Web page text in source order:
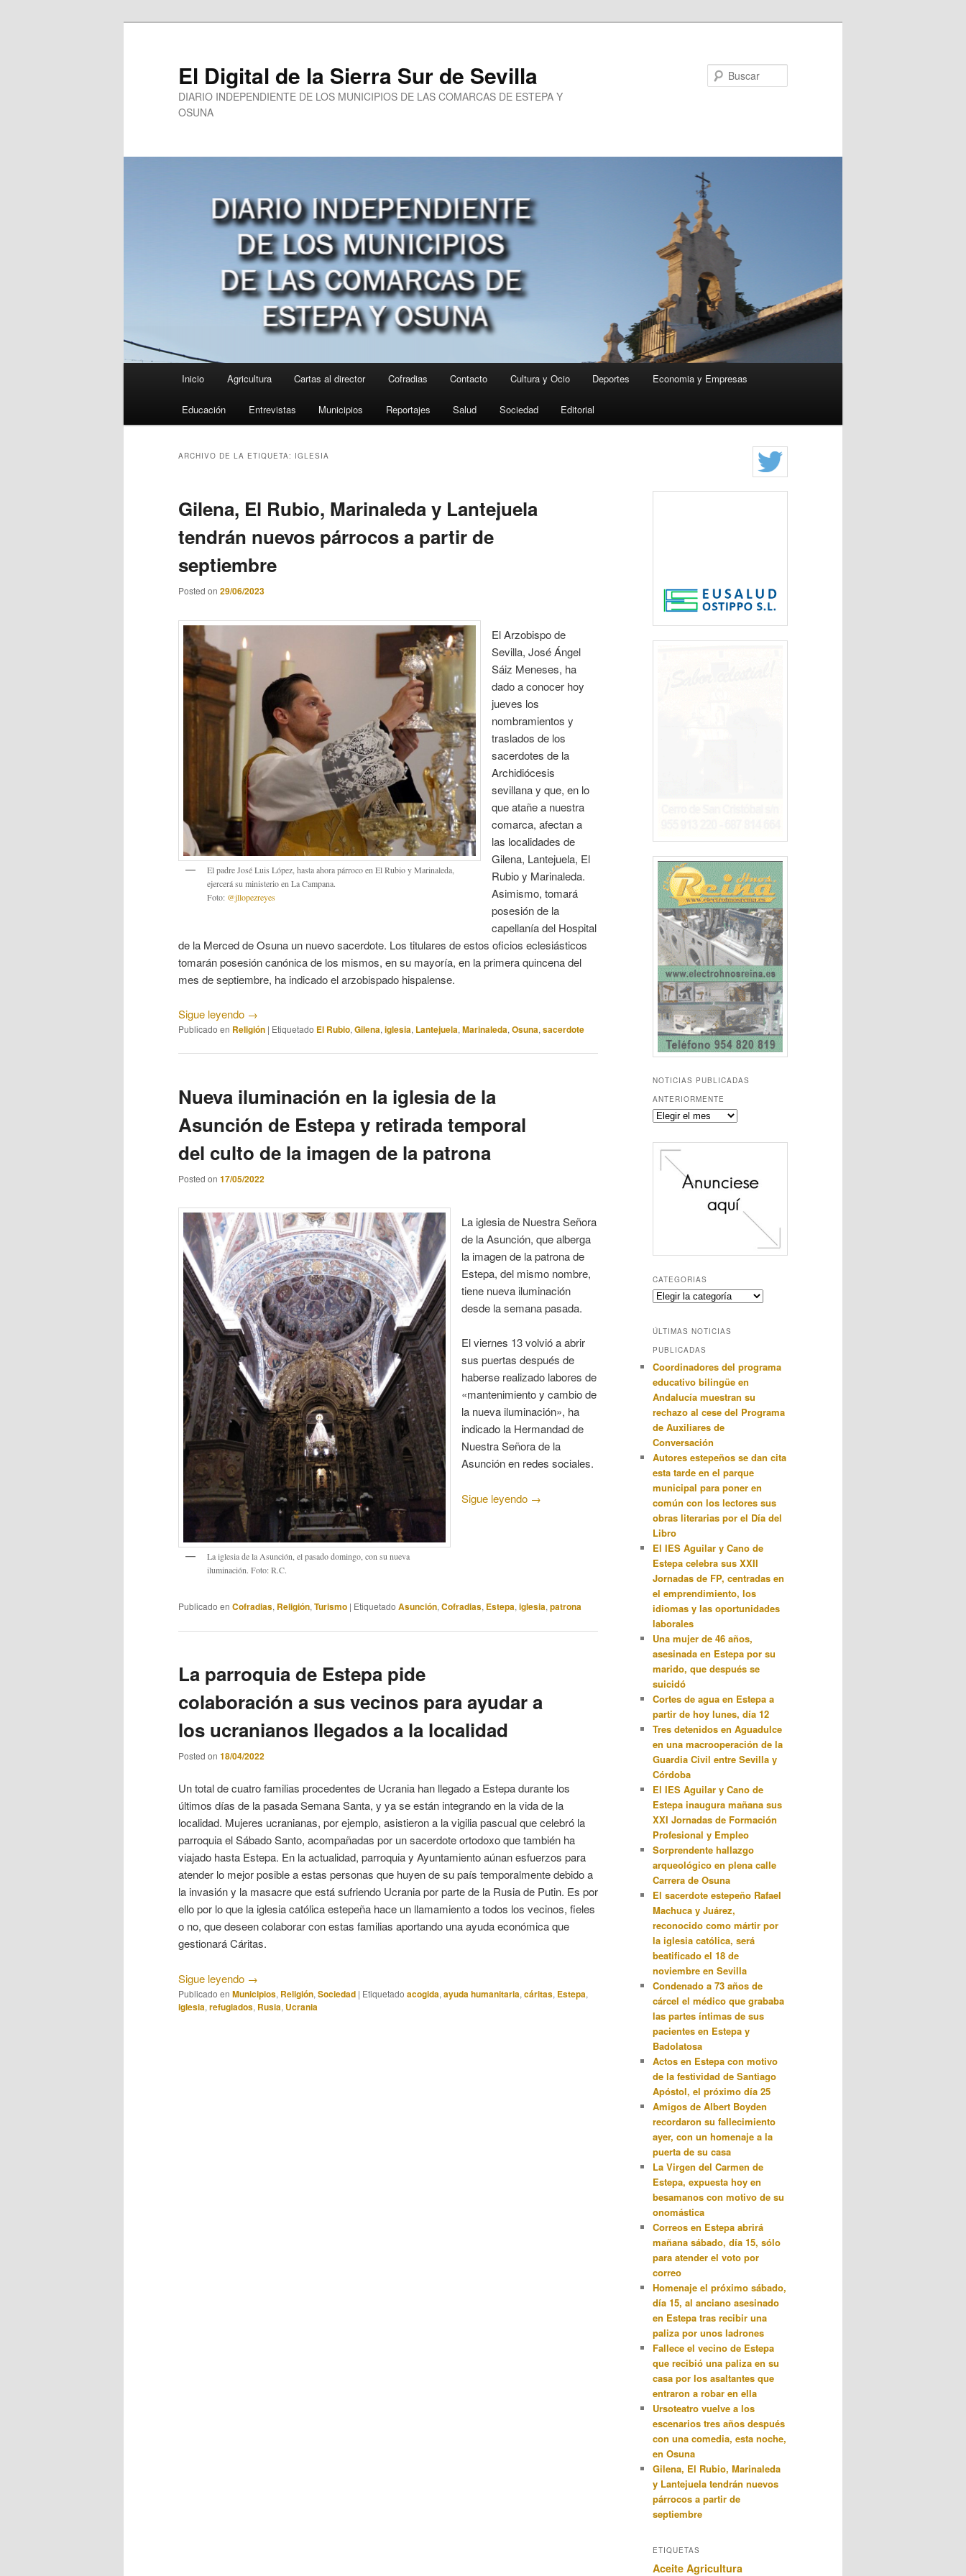
El Digital de la Sierra Sur de Sevilla
DIARIO INDEPENDIENTE DE LOS MUNICIPIOS DE LAS COMARCAS DE ESTEPA Y
OSUNA
Inicio Agricultura Cartas al director Cofradias Contacto Cultura y Ocio Deportes Economia y Empresas
Educación Entrevistas Municipios Reportajes Salud Sociedad Editorial
ARCHIVO DE LA ETIQUETA: IGLESIA
Gilena, El Rubio, Marinaleda y Lantejuela
tendrán nuevos párrocos a partir de
septiembre
Posted on 29/06/2023
El padre José Luis López, hasta ahora párroco en El Rubio y Marinaleda,
ejercerá su ministerio en La Campana.
Foto: @jllopezreyes
El Arzobispo de
Sevilla, José Ángel
Sáiz Meneses, ha
dado a conocer hoy
jueves los
nombramientos y
traslados de los
sacerdotes de la
Archidiócesis
sevillana y que, en lo
que atañe a nuestra
comarca, afectan a
las localidades de
Gilena, Lantejuela, El
Rubio y Marinaleda.
Asimismo, tomará
posesión de la
capellanía del Hospital
de la Merced de Osuna un nuevo sacerdote. Los titulares de estos oficios eclesiásticos
tomarán posesión canónica de los mismos, en su mayoría, en la primera quincena del
mes de septiembre, ha indicado el arzobispado hispalense.
Sigue leyendo →
Publicado en Religión | Etiquetado El Rubio, Gilena, iglesia, Lantejuela, Marinaleda, Osuna, sacerdote
Nueva iluminación en la iglesia de la
Asunción de Estepa y retirada temporal
del culto de la imagen de la patrona
Posted on 17/05/2022
La iglesia de la Asunción, el pasado domingo, con su nueva
iluminación. Foto: R.C.
La iglesia de Nuestra Señora
de la Asunción, que alberga
la imagen de la patrona de
Estepa, del mismo nombre,
tiene nueva iluminación
desde la semana pasada.
El viernes 13 volvió a abrir
sus puertas después de
haberse realizado labores de
«mantenimiento y cambio de
la nueva iluminación», ha
indicado la Hermandad de
Nuestra Señora de la
Asunción en redes sociales.
Sigue leyendo →
Publicado en Cofradias, Religión, Turismo | Etiquetado Asunción, Cofradias, Estepa, iglesia, patrona
La parroquia de Estepa pide
colaboración a sus vecinos para ayudar a
los ucranianos llegados a la localidad
Posted on 18/04/2022
Un total de cuatro familias procedentes de Ucrania han llegado a Estepa durante los
últimos días de la pasada Semana Santa, y ya se están integrando en la vida de la
localidad. Mujeres ucranianas, por ejemplo, asistieron a la vigilia pascual que celebró la
parroquia el Sábado Santo, acompañadas por un sacerdote ortodoxo que también ha
viajado hasta Estepa. En la actualidad, parroquia y Ayuntamiento aúnan esfuerzos para
atender lo mejor posible a estas personas que huyen de su país temporalmente debido a
la invasión y la masacre que está sufriendo Ucrania por parte de la Rusia de Putin. Es por
ello por lo que la iglesia católica estepeña hace un llamamiento a todos los vecinos, fieles
o no, que deseen colaborar con estas familias aportando una ayuda económica que
gestionará Cáritas.
Sigue leyendo →
Publicado en Municipios, Religión, Sociedad | Etiquetado acogida, ayuda humanitaria, cáritas, Estepa,
iglesia, refugiados, Rusia, Ucrania
NOTICIAS PUBLICADAS
ANTERIORMENTE
Noticias
anteriormente
CATEGORIAS
Categorias
ÚLTIMAS NOTICIAS
PUBLICADAS
Coordinadores del programa
educativo bilingüe en
Andalucía muestran su
rechazo al cese del Programa
de Auxiliares de
Conversación
Autores estepeños se dan cita
esta tarde en el parque
municipal para poner en
común con los lectores sus
obras literarias por el Día del
Libro
El IES Aguilar y Cano de
Estepa celebra sus XXII
Jornadas de FP, centradas en
el emprendimiento, los
idiomas y las oportunidades
laborales
Una mujer de 46 años,
asesinada en Estepa por su
marido, que después se
suicidó
Cortes de agua en Estepa a
partir de hoy lunes, día 12
Tres detenidos en Aguadulce
en una macrooperación de la
Guardia Civil entre Sevilla y
Córdoba
El IES Aguilar y Cano de
Estepa inaugura mañana sus
XXI Jornadas de Formación
Profesional y Empleo
Sorprendente hallazgo
arqueológico en plena calle
Carrera de Osuna
El sacerdote estepeño Rafael
Machuca y Juárez,
reconocido como mártir por
la iglesia católica, será
beatificado el 18 de
noviembre en Sevilla
Condenado a 73 años de
cárcel el médico que grababa
las partes íntimas de sus
pacientes en Estepa y
Badolatosa
Actos en Estepa con motivo
de la festividad de Santiago
Apóstol, el próximo día 25
Amigos de Albert Boyden
recordaron su fallecimiento
ayer, con un homenaje a la
puerta de su casa
La Virgen del Carmen de
Estepa, expuesta hoy en
besamanos con motivo de su
onomástica
Correos en Estepa abrirá
mañana sábado, día 15, sólo
para atender el voto por
correo
Homenaje el próximo sábado,
día 15, al anciano asesinado
en Estepa tras recibir una
paliza por unos ladrones
Fallece el vecino de Estepa
que recibió una paliza en su
casa por los asaltantes que
entraron a robar en ella
Ursoteatro vuelve a los
escenarios tres años después
con una comedia, esta noche,
en Osuna
Gilena, El Rubio, Marinaleda
y Lantejuela tendrán nuevos
párrocos a partir de
septiembre
ETIQUETAS
Aceite Agricultura